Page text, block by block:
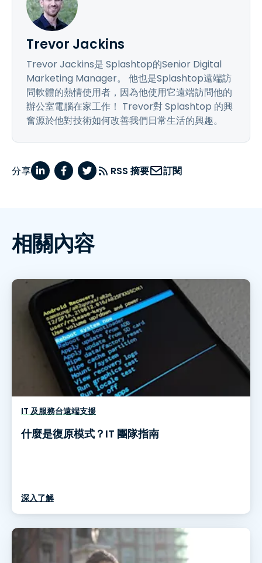
Trevor Jackins
Trevor Jackins是 Splashtop的Senior Digital
Marketing Manager。 他也是Splashtop遠端訪
問軟體的熱情使用者，因為他使用它遠端訪問他的
辦公室電腦在家工作！ Trevor對 Splashtop 的興
奮源於他對技術如何改善我們日常生活的興趣。
分享 RSS 摘要 訂閱
相關內容
IT 及服務台遠端支援
什麼是復原模式？IT 團隊指南
深入了解